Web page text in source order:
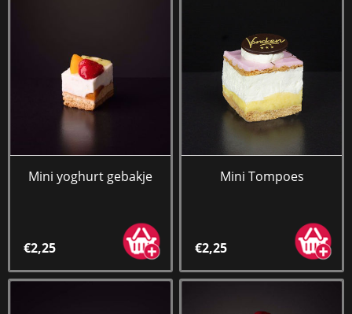
Mini yoghurt gebakje
€2,25
Mini Tompoes
€2,25